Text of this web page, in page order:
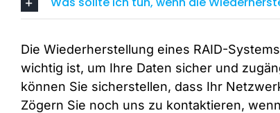
Die Wiederherstellung eines RAID-
wichtig ist, um Ihre Daten sicher und
können Sie sicherstellen, dass Ihr
Zögern Sie noch uns zu kontaktieren,